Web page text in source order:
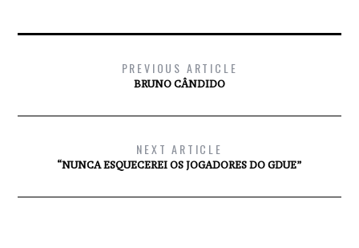
PREVIOUS ARTICLE
BRUNO CÂNDIDO
NEXT ARTICLE
“NUNCA ESQUECEREI OS JOGADORES DO GDUE”